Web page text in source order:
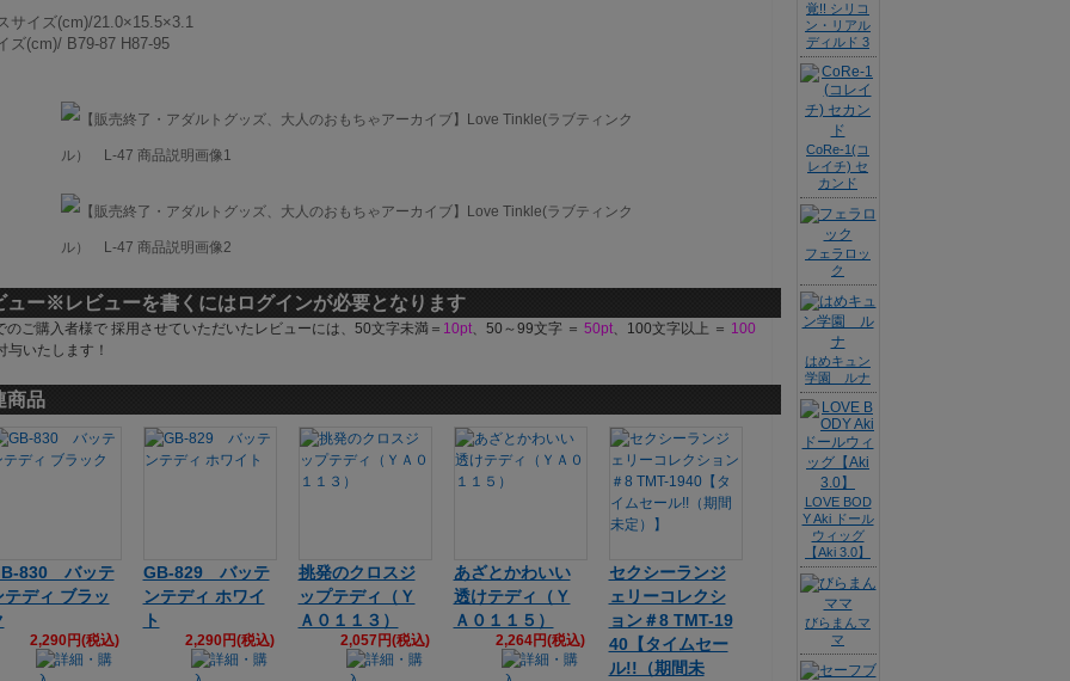
サイズ(cm)/21.0×15.5×3.1
ズ(cm)/ B79-87 H87-95
ュー※レビューを書くにはログインが必要となります
のご購入者様で 採用させていただいたレビューには、50文字未満＝ 10pt、50～99文字 ＝ 50pt、100文字以上 ＝ 100
与いたします！
商品
830 バッテ
テディ ブラッ
2,290円(税込)
GB-829 バッテ
ンテディ ホワイ
ト
2,290円(税込)
挑発のクロスジ
ップテディ（Ｙ
Ａ０１１３）
2,057円(税込)
あざとかわいい
透けテディ（Ｙ
Ａ０１１５）
2,264円(税込)
セクシーランジ
ェリーコレクシ
ョン＃8 TMT-19
40【タイムセー
ル!!（期間未
覚!! シリコ
ン・リアル
ディルド 3
CoRe-1(コ
レイチ) セ
カンド
フェラロッ
ク
はめキュン
学園 ルナ
LOVE BOD
Y Aki ドール
ウィッグ
【Aki 3.0】
びらまんマ
マ